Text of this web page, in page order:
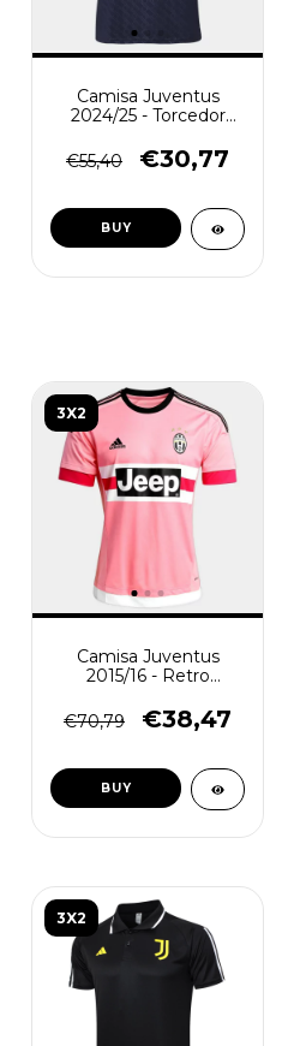
Camisa Juventus
2024/25 - Torcedor
€55,40
€30,77
BUY
3X2
Camisa Juventus
2015/16 - Retro
€70,79
€38,47
BUY
3X2